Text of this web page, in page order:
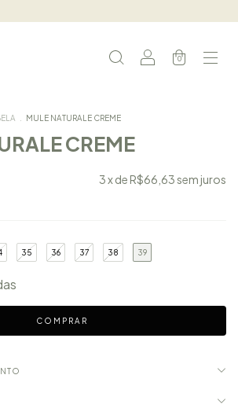
0
MULE NATURALE CREME
CREME
3x de R$66,63sem juros
35 36 37 38 39